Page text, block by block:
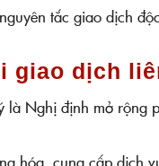
tắc giao dịch
giao dịch
là Nghị định mở rộng
hóa, cung cấp dịch